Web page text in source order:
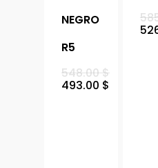
NEGRO
R5
548.00$
493.00 $